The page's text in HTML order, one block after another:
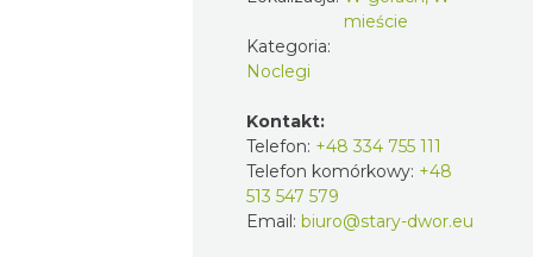
mieście
Kategoria:
Noclegi
Kontakt:
Telefon: +48 334 755 111
Telefon komórkowy: +48
513 547 579
Email: biuro@stary-dwor.eu